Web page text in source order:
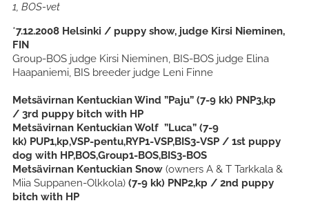
1, BOS-vet
*7.12.2008 Helsinki / puppy show, judge Kirsi Nieminen,
FIN
Group-BOS judge Kirsi Nieminen, BIS-BOS judge Elina
Haapaniemi, BIS breeder judge Leni Finne
Metsävirnan Kentuckian Wind ”Paju” (7-9 kk) PNP3,kp
/ 3rd puppy bitch with HP
Metsävirnan Kentuckian Wolf ”Luca” (7-9
kk) PUP1,kp,VSP-pentu,RYP1-VSP,BIS3-VSP / 1st puppy
dog with HP,BOS,Group1-BOS,BIS3-BOS
Metsävirnan Kentuckian Snow (owners A & T Tarkkala &
Miia Suppanen-Olkkola) (7-9 kk) PNP2,kp / 2nd puppy
bitch with HP